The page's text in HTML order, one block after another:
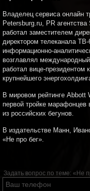
Владелец сервиса онлайн
Petersburg.ru, PR
работал заместителем
директором телеканала
информационно-
возглавлял
работал вице-президентом
крупнейшего
В мировом рейтинге
первой тройке марафонцев
из российских бегунов.
В издательстве Манн,
«Не про бег».
Задать вопрос по теме: «Не